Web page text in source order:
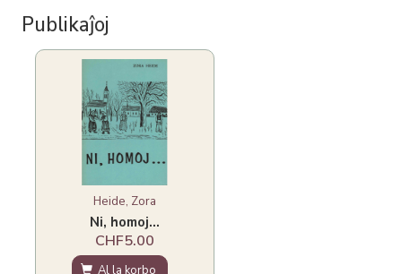
Publikaĵoj
Heide, Zora
Ni, homoj...
CHF5.00
Al la korbo